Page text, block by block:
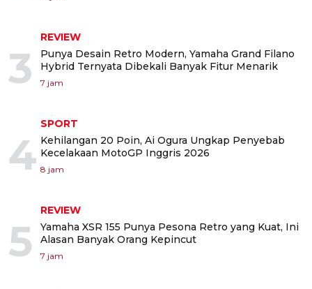
3
REVIEW
Punya Desain Retro Modern, Yamaha Grand Filano
Hybrid Ternyata Dibekali Banyak Fitur Menarik
7 jam
4
SPORT
Kehilangan 20 Poin, Ai Ogura Ungkap Penyebab
Kecelakaan MotoGP Inggris 2026
8 jam
5
REVIEW
Yamaha XSR 155 Punya Pesona Retro yang Kuat, Ini
Alasan Banyak Orang Kepincut
7 jam